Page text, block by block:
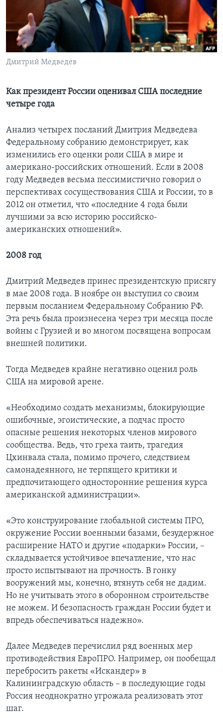
Learning English
СОЦИАЛЬНЫЕ СЕТИ
Языки
Дмитрий Медведев
Как президент России оценивал США последние
четыре года
Анализ четырех посланий Дмитрия Медведева
Федеральному собранию демонстрирует, как
изменились его оценки роли США в мире и
американо-российских отношений. Если в 2008
году Медведев весьма пессимистично говорил о
перспективах сосуществования США и России, то в
2012 он отметил, что «последние 4 года были
лучшими за всю историю российско-
американских отношений».
2008 год
Дмитрий Медведев принес президентскую присягу
в мае 2008 года. В ноябре он выступил со своим
первым посланием Федеральному Собранию РФ.
Эта речь была произнесена через три месяца после
войны с Грузией и во многом посвящена вопросам
внешней политики.
Тогда Медведев крайне негативно оценил роль
США на мировой арене.
«Необходимо создать механизмы, блокирующие
ошибочные, эгоистические, а подчас просто
опасные решения некоторых членов мирового
сообщества. Ведь, что греха таить, трагедия
Цхинвала стала, помимо прочего, следствием
самонадеянного, не терпящего критики и
предпочитающего односторонние решения курса
американской администрации».
«Это конструирование глобальной системы ПРО,
окружение России военными базами, безудержное
расширение НАТО и другие «подарки» России, –
складывается устойчивое впечатление, что нас
просто испытывают на прочность. В гонку
вооружений мы, конечно, втянуть себя не дадим.
Но не учитывать этого в оборонном строительстве
не можем. И безопасность граждан России будет и
впредь обеспечиваться надежно».
Далее Медведев перечислил ряд военных мер
противодействия ЕвроПРО. Например, он пообещал
перебросить ракеты «Искандер» в
Калининградскую область – в последующие годы
Россия неоднократно угрожала реализовать этот
шаг.